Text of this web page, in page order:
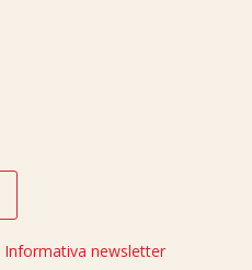
Informativa newsletter